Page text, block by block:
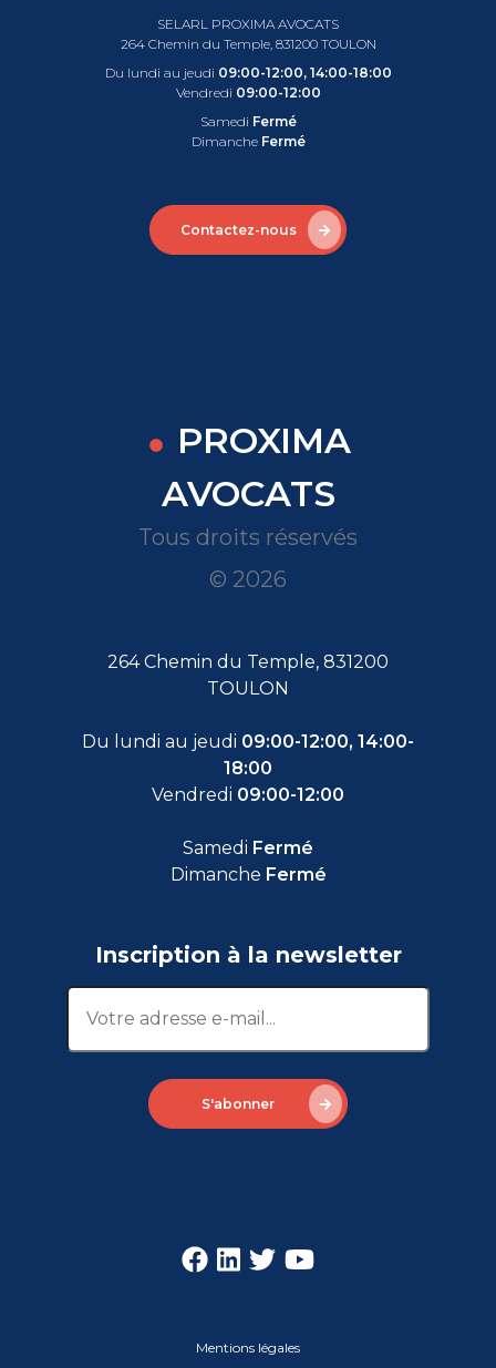
SELARL PROXIMA AVOCATS
264 Chemin du Temple, 831200 TOULON
Du lundi au jeudi 09:00-12:00, 14:00-18:00
Vendredi 09:00-12:00
Samedi Fermé
Dimanche Fermé
Contactez-nous
PROXIMA
AVOCATS
Tous droits réservés
© 2026
264 Chemin du Temple, 831200
TOULON
Du lundi au jeudi 09:00-12:00, 14:00-
18:00
Vendredi 09:00-12:00
Samedi Fermé
Dimanche Fermé
Inscription à la newsletter
S'abonner
Mentions légales